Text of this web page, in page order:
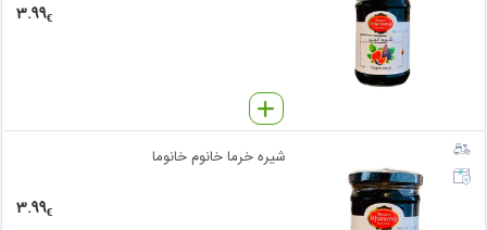
3.99€
شیره خرما خانوم خانوما
3.99€